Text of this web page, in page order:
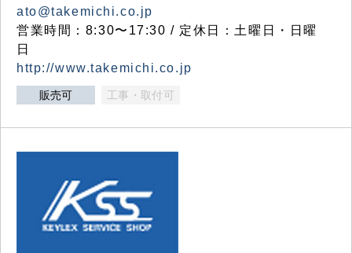
ato@takemichi.co.jp
営業時間：8:30〜17:30 / 定休日：土曜日・日曜
日
http://www.takemichi.co.jp
販売可 工事・取付可